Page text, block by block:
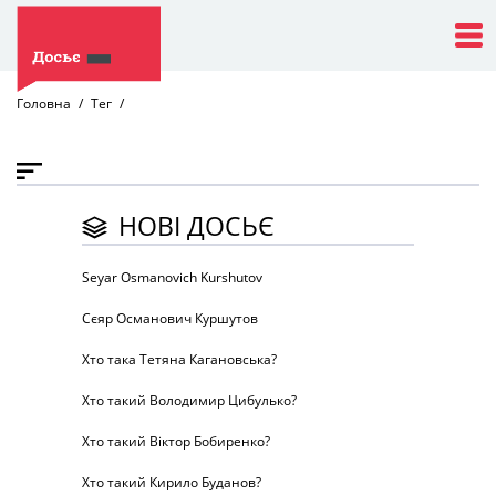
Головна Тег
НОВІ ДОСЬЄ
Seyar Osmanovich Kurshutov
Сєяр Османович Куршутов
Хто така Тетяна Кагановська?
Хто такий Володимир Цибулько?
Хто такий Віктор Бобиренко?
Хто такий Кирило Буданов?